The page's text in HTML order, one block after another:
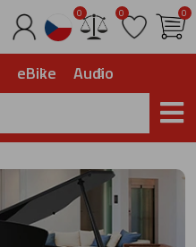
0 0 0
eBike Audio